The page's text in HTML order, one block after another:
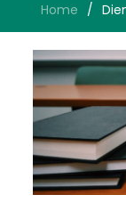
Home